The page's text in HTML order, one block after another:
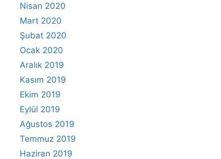
Nisan 2020
Mart 2020
Şubat 2020
Ocak 2020
Aralık 2019
Kasım 2019
Ekim 2019
Eylül 2019
Ağustos 2019
Temmuz 2019
Haziran 2019